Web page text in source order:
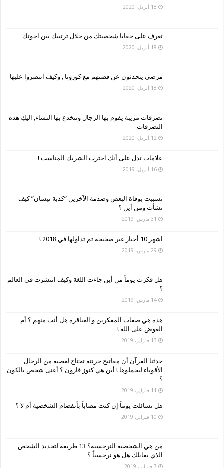
18 أبريل، 2020
تعرف على خفايا شخصيتك من خلال ترتيبك بين اخوتك
18 أبريل، 2020
مرضى يتحدثون عن قصتهم مع كورونا , وكيف انتصروا عليها
18 أبريل، 2020
تصرفات مريبة يقوم بها الرجال وتنخدع بها النساء, اليكِ هذه
التصرفات
12 أبريل، 2020
علامات تدل على أنك اخترت الشريك المناسب !
16 أبريل، 2019
تسببت بوفاة البعض وصدمة الآخرين “كذبة نيسان” كيف
نشأت ومن أين ؟
31 مارس، 2019
اشهر 10 أخبار غير صحيحه تم تداولها في 2018 !
29 مارس، 2019
هل فكرت يوماً من أين جاءت اللغة وكيف انتشرت في العالم
؟
14 مارس، 2019
هذه هي صفات المفكرين و العباقرة هل أنت منهم ؟ أم
العوض على الله !
13 فبراير، 2019
حدثنا القرآن أن مفاتيح خزنته تحتاج لعصبة من الرجال
الأقوياء ليحملوها ! أين هي كنوز قارون ؟ أغنى شخص بالكون
؟
11 فبراير، 2019
هل تسائلت يوماً إن كنت مصاباً بأنفصام الشخصية أم لا ؟
10 فبراير، 2019
من هي الشخصية النرجسية؟ 13 طريقة لتحديد الشخص
الذي يقابلك هل هو نرجسياً ؟
7 فبراير، 2019